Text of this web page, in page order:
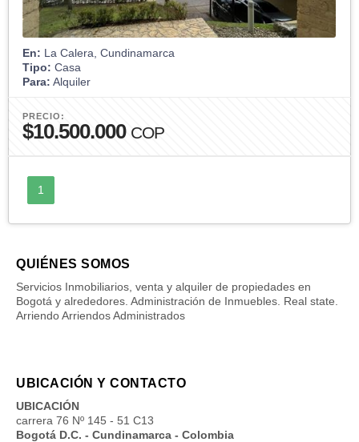
En: La Calera, Cundinamarca
Tipo: Casa
Para: Alquiler
PRECIO:
$10.500.000 COP
1
QUIÉNES SOMOS
Servicios Inmobiliarios, venta y alquiler de propiedades en
Bogotá y alrededores. Administración de Inmuebles. Real state.
Arriendo Arriendos Administrados
UBICACIÓN Y CONTACTO
UBICACIÓN
carrera 76 Nº 145 - 51 C13
Bogotá D.C. - Cundinamarca - Colombia